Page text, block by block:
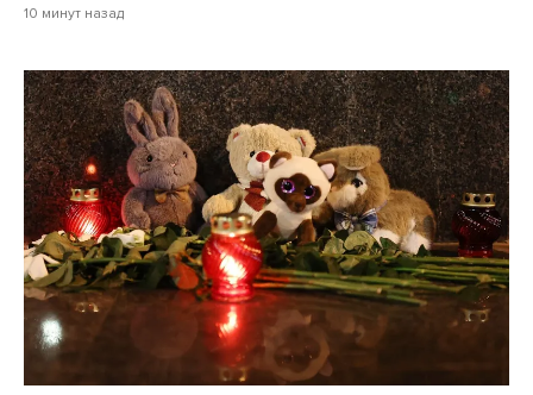
10 минут назад